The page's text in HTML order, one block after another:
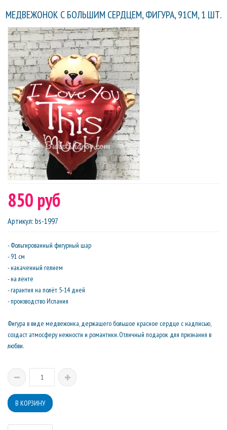
МЕДВЕЖОНОК С БОЛЬШИМ СЕРДЦЕМ, ФИГУРА, 91СМ, 1 ШТ.
850 руб
Артикул: bs-1997
- Фольгированный фигурный шар
- 91 см
- накаченный гелием
- на ленте
- гарантия на полёт 5-14 дней
- производство Испания
Фигура в виде медвежонка, держащего большое красное сердце с надписью,
создаст атмосферу нежности и романтики. Отличный подарок для признания в
любви.